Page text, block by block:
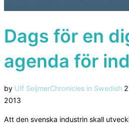
Dags för en
agenda för
by Ulf SeijmerChronicles in Swedish
2013
Att den svenska industrin skall